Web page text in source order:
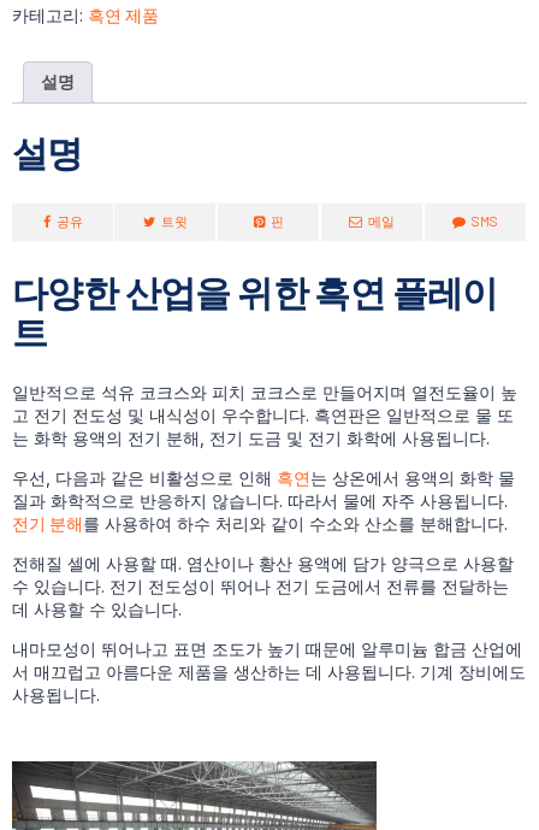
카테고리: 흑연 제품
설명
설명
공유 트윗 핀 메일 SMS
다양한 산업을 위한 흑연 플레이
트
일반적으로 석유 코크스와 피치 코크스로 만들어지며 열전도율이 높
고 전기 전도성 및 내식성이 우수합니다. 흑연판은 일반적으로 물 또
는 화학 용액의 전기 분해, 전기 도금 및 전기 화학에 사용됩니다.
우선, 다음과 같은 비활성으로 인해 흑연는 상온에서 용액의 화학 물
질과 화학적으로 반응하지 않습니다. 따라서 물에 자주 사용됩니다.
전기 분해를 사용하여 하수 처리와 같이 수소와 산소를 분해합니다.
전해질 셀에 사용할 때. 염산이나 황산 용액에 담가 양극으로 사용할
수 있습니다. 전기 전도성이 뛰어나 전기 도금에서 전류를 전달하는
데 사용할 수 있습니다.
내마모성이 뛰어나고 표면 조도가 높기 때문에 알루미늄 합금 산업에
서 매끄럽고 아름다운 제품을 생산하는 데 사용됩니다. 기계 장비에도
사용됩니다.